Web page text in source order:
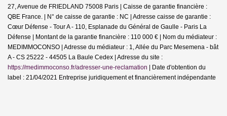
27, Avenue de FRIEDLAND 75008 Paris | Caisse de garantie financière :
QBE France. | N° de caisse de garantie : NC | Adresse caisse de garantie :
Cœur Défense - Tour A - 110, Esplanade du Général de Gaulle - Paris La
Défense | Montant de la garantie financière : 110 000 € | Nom du médiateur :
MEDIMMOCONSO | Adresse du médiateur : 1, Allée du Parc Mesemena - bât
A - CS 25222 - 44505 La Baule Cedex | Adresse du site :
https://medimmoconso.fr/adresser-une-reclamation | Date d'obtention du
label : 21/04/2021 Entreprise juridiquement et financièrement indépendante